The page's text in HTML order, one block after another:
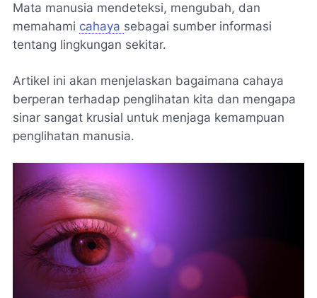
Mata manusia mendeteksi, mengubah, dan
memahami cahaya sebagai sumber informasi
tentang lingkungan sekitar.
Artikel ini akan menjelaskan bagaimana cahaya
berperan terhadap penglihatan kita dan mengapa
sinar sangat krusial untuk menjaga kemampuan
penglihatan manusia.